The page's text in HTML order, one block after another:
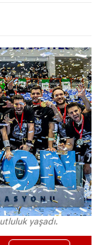
yaşadı.